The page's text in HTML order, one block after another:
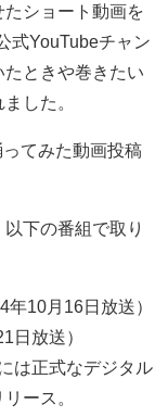
ショート動画を
式YouTubeチャン
ときや巻きたい
した。
てみた動画投稿
下の番組で取り
10月16日放送）
日放送）
は正式なデジタル
ース。